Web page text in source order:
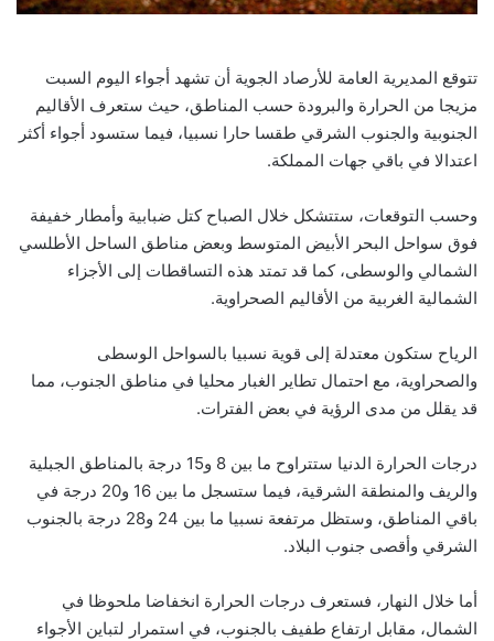
تتوقع المديرية العامة للأرصاد الجوية أن تشهد أجواء اليوم السبت
مزيجا من الحرارة والبرودة حسب المناطق، حيث ستعرف الأقاليم
الجنوبية والجنوب الشرقي طقسا حارا نسبيا، فيما ستسود أجواء أكثر
اعتدالا في باقي جهات المملكة.
وحسب التوقعات، ستتشكل خلال الصباح كتل ضبابية وأمطار خفيفة
فوق سواحل البحر الأبيض المتوسط وبعض مناطق الساحل الأطلسي
الشمالي والوسطى، كما قد تمتد هذه التساقطات إلى الأجزاء
الشمالية الغربية من الأقاليم الصحراوية.
الرياح ستكون معتدلة إلى قوية نسبيا بالسواحل الوسطى
والصحراوية، مع احتمال تطاير الغبار محليا في مناطق الجنوب، مما
قد يقلل من مدى الرؤية في بعض الفترات.
درجات الحرارة الدنيا ستتراوح ما بين 8 و15 درجة بالمناطق الجبلية
والريف والمنطقة الشرقية، فيما ستسجل ما بين 16 و20 درجة في
باقي المناطق، وستظل مرتفعة نسبيا ما بين 24 و28 درجة بالجنوب
الشرقي وأقصى جنوب البلاد.
أما خلال النهار، فستعرف درجات الحرارة انخفاضا ملحوظا في
الشمال، مقابل ارتفاع طفيف بالجنوب، في استمرار لتباين الأجواء